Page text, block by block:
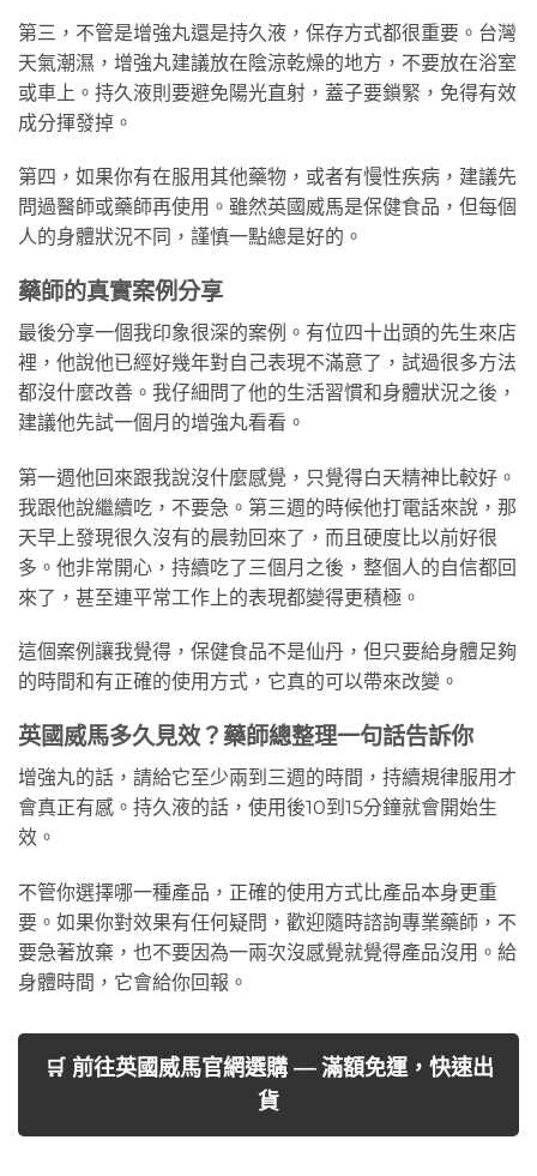
第三，不管是增強丸還是持久液，保存方式都很重要。台灣
天氣潮濕，增強丸建議放在陰涼乾燥的地方，不要放在浴室
或車上。持久液則要避免陽光直射，蓋子要鎖緊，免得有效
成分揮發掉。
第四，如果你有在服用其他藥物，或者有慢性疾病，建議先
問過醫師或藥師再使用。雖然英國威馬是保健食品，但每個
人的身體狀況不同，謹慎一點總是好的。
藥師的真實案例分享
最後分享一個我印象很深的案例。有位四十出頭的先生來店
裡，他說他已經好幾年對自己表現不滿意了，試過很多方法
都沒什麼改善。我仔細問了他的生活習慣和身體狀況之後，
建議他先試一個月的增強丸看看。
第一週他回來跟我說沒什麼感覺，只覺得白天精神比較好。
我跟他說繼續吃，不要急。第三週的時候他打電話來說，那
天早上發現很久沒有的晨勃回來了，而且硬度比以前好很
多。他非常開心，持續吃了三個月之後，整個人的自信都回
來了，甚至連平常工作上的表現都變得更積極。
這個案例讓我覺得，保健食品不是仙丹，但只要給身體足夠
的時間和有正確的使用方式，它真的可以帶來改變。
英國威馬多久見效？藥師總整理一句話告訴你
增強丸的話，請給它至少兩到三週的時間，持續規律服用才
會真正有感。持久液的話，使用後10到15分鐘就會開始生
效。
不管你選擇哪一種產品，正確的使用方式比產品本身更重
要。如果你對效果有任何疑問，歡迎隨時諮詢專業藥師，不
要急著放棄，也不要因為一兩次沒感覺就覺得產品沒用。給
身體時間，它會給你回報。
🛒 前往英國威馬官網選購 — 滿額免運，快速出
貨